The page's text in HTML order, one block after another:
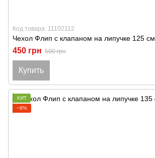
Код товара: 11102112
Чехол Флип с клапаном на липучке 125 см
450 грн 500 грн
Купить
ХИТ
−9%